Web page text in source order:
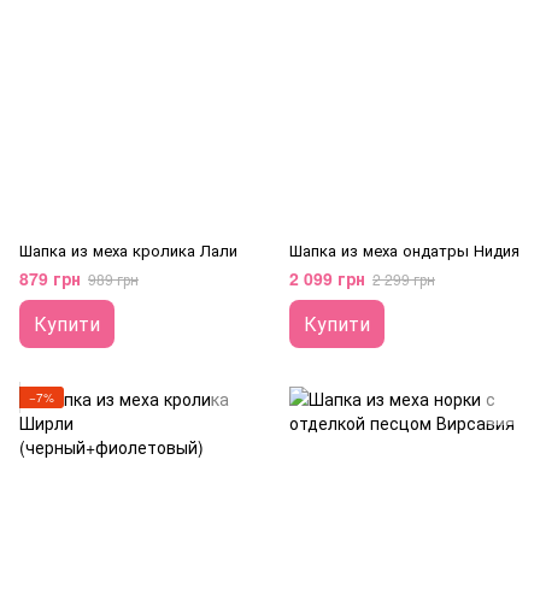
Шапка из меха кролика Лали
879 грн 989 грн
Купити
Шапка из меха ондатры Нидия
2 099 грн 2 299 грн
Купити
−7%